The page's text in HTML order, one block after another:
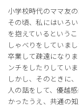
小学校時代のママ友の
その頃、私にはいろ
を抱えているという
しゃべりをしていまし
卒業して疎遠になり
ンチをしたりしていま
しかし、そのときに
人の話をして、優越
かったうえ、共通の